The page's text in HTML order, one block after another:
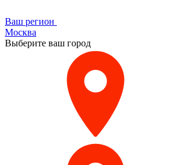
Ваш регион
Москва
Выберите ваш город